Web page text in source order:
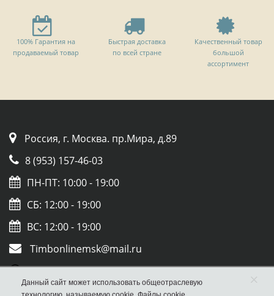
100% Гарантия на
продаваемый товар
Быстрая доставка
по всей стране
Качественный товар
большой
ассортимент
Россия, г. Москва. пр.Мира, д.89
8 (953) 157-46-03
ПН-ПТ: 10:00 - 19:00
СБ: 12:00 - 19:00
ВС: 12:00 - 19:00
Timbonlinemsk@mail.ru
Whatsapp
Viber
Данный сайт может использовать общеотраслевую
×